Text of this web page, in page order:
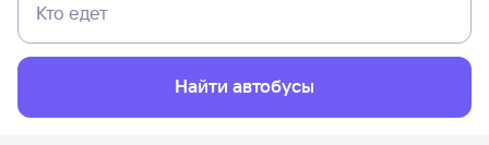
Кто едет
Найти автобусы